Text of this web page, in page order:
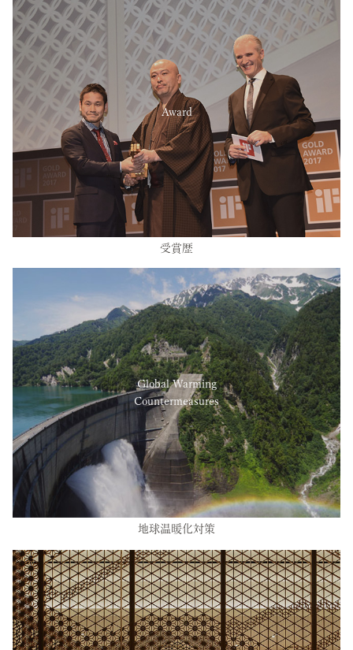
Award
受賞歴
Global Warming
Countermeasures
地球温暖化対策